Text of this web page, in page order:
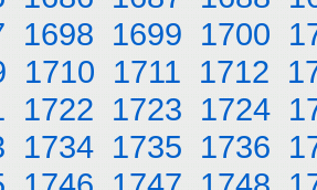
1698 1699 1700
1710 1711 1712
1722 1723 1724
1734 1735 1736